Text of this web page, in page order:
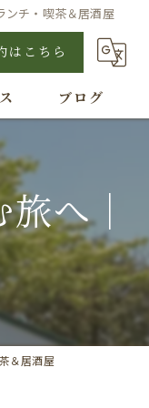
ンチ・喫茶＆居酒屋
はこちら
ブログ
へ｜
＆居酒屋